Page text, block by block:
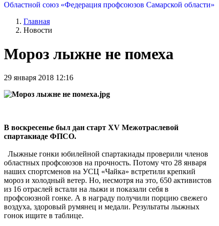
Областной союз «Федерация профсоюзов Самарской области»
Главная
Новости
Мороз лыжне не помеха
29 января 2018 12:16
В воскресенье был дан старт XV Межотраслевой
спартакиаде ФПСО.
Лыжные гонки юбилейной спартакиады проверили членов
областных профсоюзов на прочность. Потому что 28 января
наших спортсменов на УСЦ «Чайка» встретили крепкий
мороз и холодный ветер. Но, несмотря на это, 650 активистов
из 16 отраслей встали на лыжи и показали себя в
профсоюзной гонке. А в награду получили порцию свежего
воздуха, здоровый румянец и медали. Результаты лыжных
гонок ищите в таблице.